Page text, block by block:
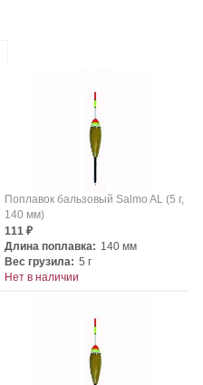
Поплавок бальзовый Salmo AL (5 г,
140 мм)
111 ₽
Длина поплавка: 140 мм
Вес грузила: 5 г
Нет в наличии